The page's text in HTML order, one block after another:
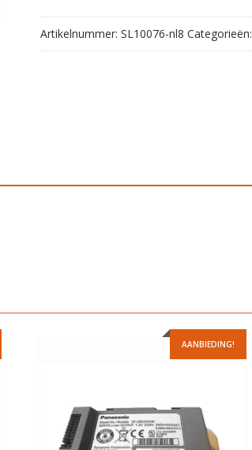
14-
IFI,Flex3-
14-
Artikelnummer: SL10076-nl8 Categorieën:
AANBIEDING!